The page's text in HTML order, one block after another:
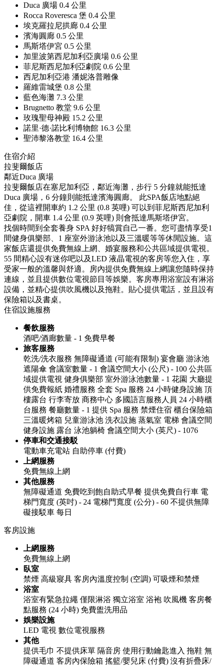
Duca 廣場 0.4 公里
Rocca Roveresca 堡 0.4 公里
埃克羅拉尼拱廊 0.4 公里
濱海圓廊 0.5 公里
馬斯塔伊宮 0.5 公里
加里波第西尼加利亞廣場 0.6 公里
菲尼斯西尼加利亞劇院 0.6 公里
西尼加利亞港 潘妮洛普雕像
羅維雷城堡 0.8 公里
藍色海灘 7.3 公里
Brugnetto 教堂 9.6 公里
玫瑰聖母神殿 15.2 公里
諾里·德·諾比利博物館 16.3 公里
聖沛黎洛教堂 16.4 公里
住宿介紹
拉斐爾飯店
鄰近Duca 廣場
拉斐爾飯店在塞尼加利亞，鄰近海灘，步行 5 分鐘就能抵達
Duca 廣場，6 分鐘則能抵達濱海圓廊。 此SPA飯店地點絕
佳，從這裡開車約 1.2 公里 (0.8 英哩) 可以到菲尼斯西尼加利
亞劇院，開車 1.4 公里 (0.9 英哩) 則會抵達馬斯塔伊宮。
找個時間到全套養身 SPA 好好犒賞自己一番。您可盡情享受1
間健身俱樂部、1 座室外游泳池以及三溫暖等等休閒設施。這
家飯店還提供免費無線上網、婚宴服務和公共區域提供電視。
55 間精心設有迷你吧以及LED 液晶電視的客房等您入住，享
受家一般的溫馨與舒適。房內提供免費無線上網讓您隨時保持
連線，並且提供數位電視節目等娛樂。客房專用浴室設有淋浴
設備，並精心提供吹風機以及拖鞋。貼心提供電話，並且設有
保險箱以及書桌。
住宿設施服務
餐飲服務
酒吧/酒廊數量 - 1 免費早餐
旅客服務
乾洗/洗衣服務 無障礙通道 (可能有限制) 宴會廳 游泳池
遮陽傘 會議室數量 - 1 會議空間大小 (公尺) - 100 公共區
域提供電視 健身俱樂部 室外游泳池數量 - 1 花園 大廳提
供免費報紙 婚禮服務 全套 Spa 服務 24 小時健身設施 頂
樓露台 行李寄放 商務中心 多國語言服務人員 24 小時櫃
台服務 餐廳數量 - 1 提供 Spa 服務 禁煙住宿 櫃台保險箱
三溫暖烤箱 兒童游泳池 洗衣設施 蒸氣室 電梯 會議空間
健身設施 露台 泳池躺椅 會議空間大小 (英尺) - 1076
停車和交通接駁
電動車充電站 自助停車 (付費)
上網服務
免費無線上網
其他服務
無障礙通道 免費吃到飽自助式早餐 提供免費自行車 電
梯門寬度 (英吋) - 24 電梯門寬度 (公分) - 60 不提供無障
礙接駁車 每日
客房設施
上網服務
免費無線上網
臥室
禁煙 高級寢具 客房內溫度控制 (空調) 可吸煙和禁煙
浴室
浴室有緊急拉繩 僅限淋浴 獨立浴室 浴袍 吹風機 客房餐
點服務 (24 小時) 免費盥洗用品
娛樂設施
LED 電視 數位電視服務
其他
提供毛巾 不提供床單 隔音房 使用行動鑰匙進入 拖鞋 無
障礙通道 客房內保險箱 搖籃/嬰兒床 (付費) 沒有折疊床/